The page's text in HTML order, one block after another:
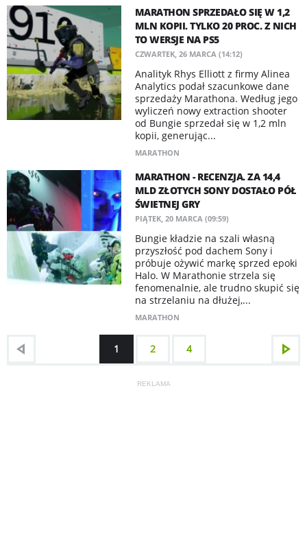
MARATHON SPRZEDAŁO SIĘ W 1,2
MLN KOPII. TYLKO 20 PROC. Z NICH
TO WERSJE NA PS5
CZWARTEK, 26 MARCA (14:12)
Analityk Rhys Elliott z firmy Alinea
Analytics podał szacunkowe dane
sprzedaży Marathona. Według jego
wyliczeń nowy extraction shooter
od Bungie sprzedał się w 1,2 mln
kopii, generując...
MARATHON
MARATHON - RECENZJA. ZA 14,4
MLD ZŁOTYCH SONY DOSTAŁO PÓŁ
ŚWIETNEJ GRY
PIĄTEK, 20 MARCA (09:59)
Bungie kładzie na szali własną
przyszłość pod dachem Sony i
próbuje ożywić markę sprzed epoki
Halo. W Marathonie strzela się
fenomenalnie, ale trudno skupić się
na strzelaniu na dłużej,...
MARATHON
1 2 4
REKLAMA